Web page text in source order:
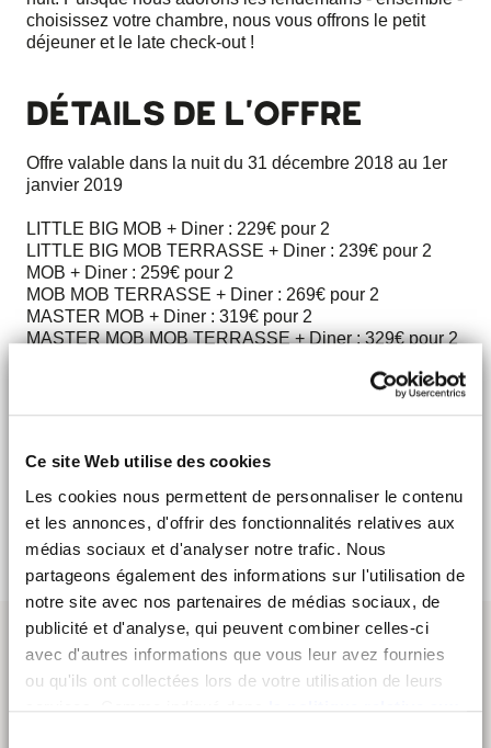
Ce site Web utilise des cookies
Les cookies nous permettent de personnaliser le contenu
et les annonces, d'offrir des fonctionnalités relatives aux
médias sociaux et d'analyser notre trafic. Nous
partageons également des informations sur l'utilisation de
notre site avec nos partenaires de médias sociaux, de
publicité et d'analyse, qui peuvent combiner celles-ci
avec d'autres informations que vous leur avez fournies
ou qu'ils ont collectées lors de votre utilisation de leurs
choisissez votre chambre, nous vous offrons le petit
déjeuner et le late check-out !
DÉTAILS DE L'OFFRE
Offre valable dans la nuit du 31 décembre 2018 au 1er
janvier 2019
LITTLE BIG MOB + Diner : 229€ pour 2
LITTLE BIG MOB TERRASSE + Diner : 239€ pour 2
MOB + Diner : 259€ pour 2
MOB MOB TERRASSE + Diner : 269€ pour 2
MASTER MOB + Diner : 319€ pour 2
MASTER MOB MOB TERRASSE + Diner : 329€ pour 2
Offre réservée à une clientèle individuelle (hors groupe), ne
BOOK NOW